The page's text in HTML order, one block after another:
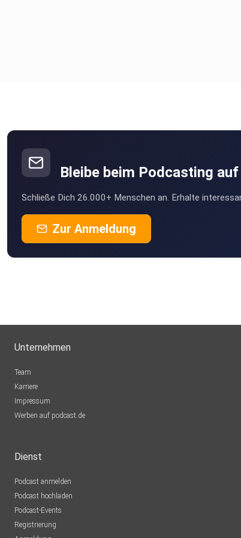
Bleibe beim Podcasting
Schließe Dich 26.000+ Menschen an. Erhalte
Zur Anmeldung
Unternehmen
Team
Karriere
Impressum
Werben auf podcast.de
Dienst
Podcast anmelden
Podcast hochladen
Podcast-Events
Registrierung